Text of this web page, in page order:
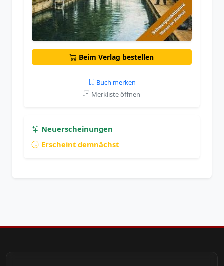
Beim Verlag bestellen
Buch merken
Merkliste öffnen
Neuerscheinungen
Erscheint demnächst